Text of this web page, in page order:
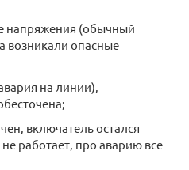
напряжения (обычный
возникали опасные
на линии),
включатель остался
работает, про аварию все